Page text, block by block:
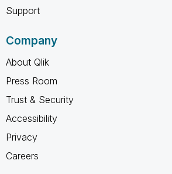
Support
Company
About Qlik
Press Room
Trust & Security
Accessibility
Privacy
Careers